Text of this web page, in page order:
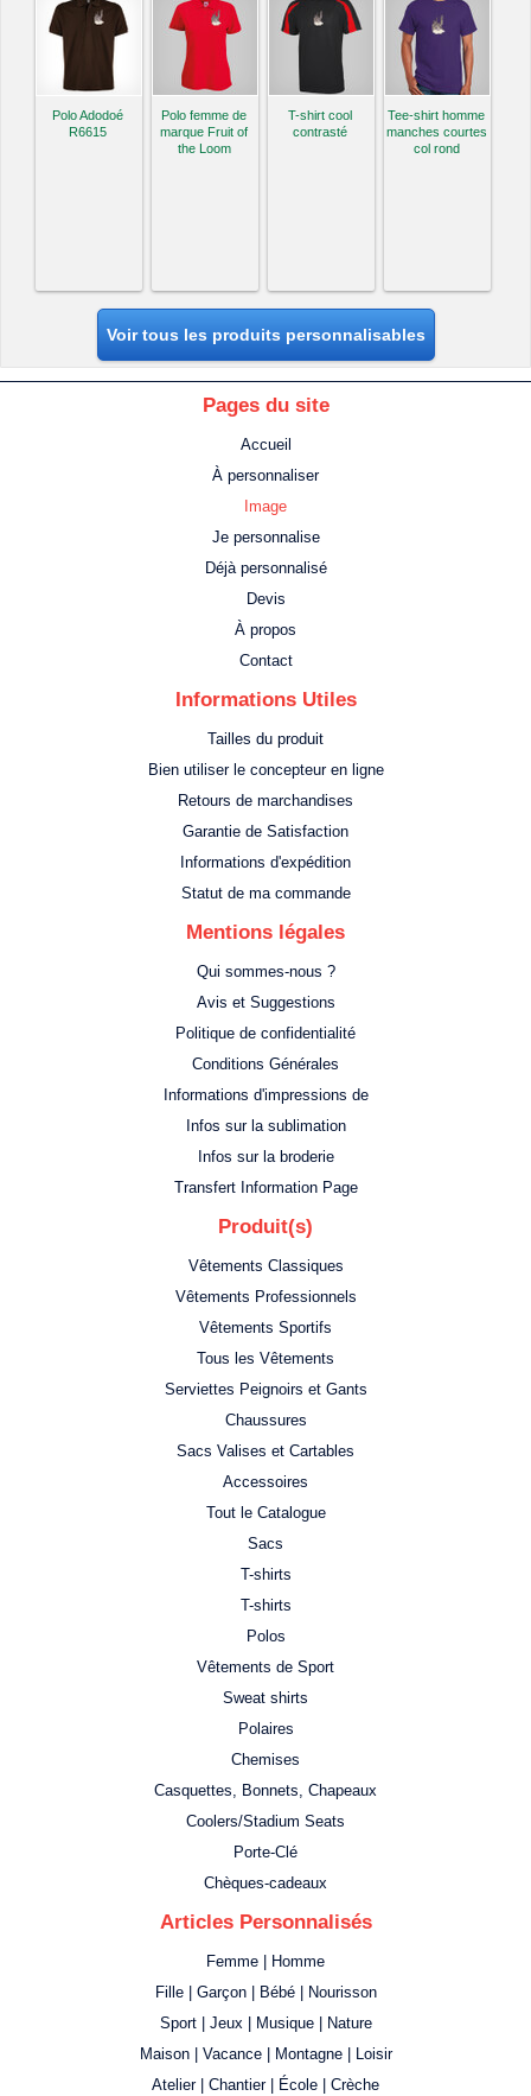
Polo Adodoé
R6615
Polo femme de
marque Fruit of
the Loom
T-shirt cool
contrasté
Tee-shirt homme
manches courtes
col rond
Voir tous les produits personnalisables
Pages du site
Accueil
À personnaliser
Image
Je personnalise
Déjà personnalisé
Devis
À propos
Contact
Informations Utiles
Tailles du produit
Bien utiliser le concepteur en ligne
Retours de marchandises
Garantie de Satisfaction
Informations d'expédition
Statut de ma commande
Mentions légales
Qui sommes-nous ?
Avis et Suggestions
Politique de confidentialité
Conditions Générales
Informations d'impressions de
Infos sur la sublimation
Infos sur la broderie
Transfert Information Page
Produit(s)
Vêtements Classiques
Vêtements Professionnels
Vêtements Sportifs
Tous les Vêtements
Serviettes Peignoirs et Gants
Chaussures
Sacs Valises et Cartables
Accessoires
Tout le Catalogue
Sacs
T-shirts
T-shirts
Polos
Vêtements de Sport
Sweat shirts
Polaires
Chemises
Casquettes, Bonnets, Chapeaux
Coolers/Stadium Seats
Porte-Clé
Chèques-cadeaux
Articles Personnalisés
Femme | Homme
Fille | Garçon | Bébé | Nourisson
Sport | Jeux | Musique | Nature
Maison | Vacance | Montagne | Loisir
Atelier | Chantier | École | Crèche